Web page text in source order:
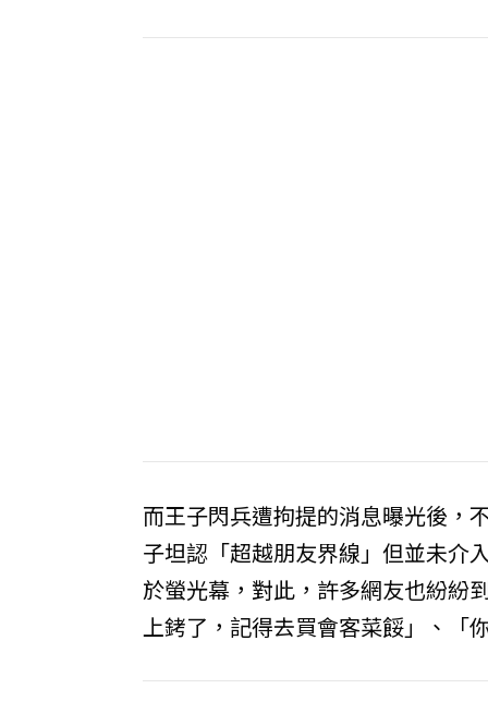
而王子閃兵遭拘提的消息曝光後，
子坦認「超越朋友界線」但並未介
於螢光幕，對此，許多網友也紛紛
上銬了，記得去買會客菜餒」、「